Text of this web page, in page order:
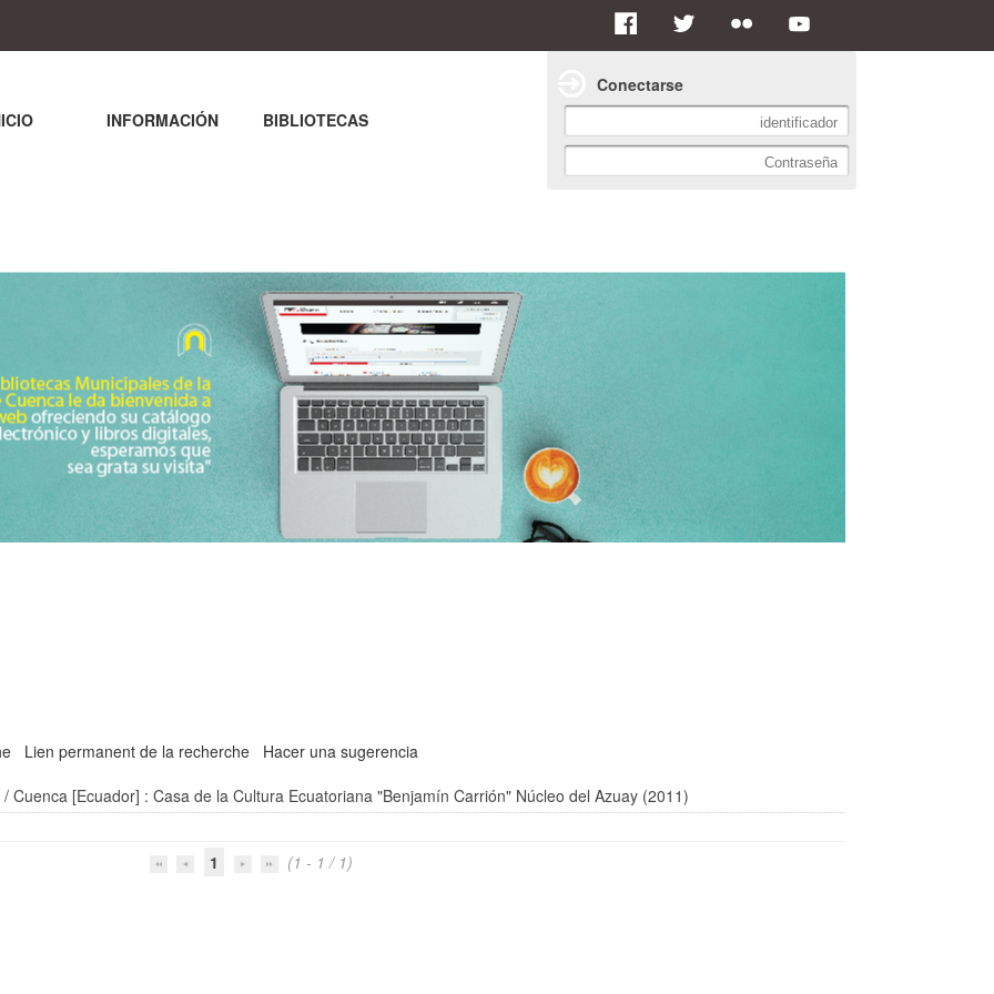
Lien permanent de la recherche
Hacer una sugerencia
/ Cuenca [Ecuador] : Casa de la Cultura Ecuatoriana "Benjamín Carrión" Núcleo del Azuay (2011)
1 (1 - 1 / 1)
INFORMACIÓN BIBLIOTECAS
Conectarse